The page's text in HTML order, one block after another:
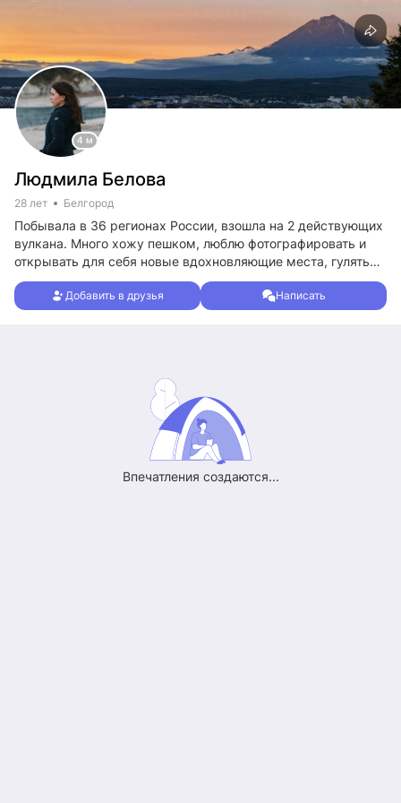
4 м
Людмила Белова
28 лет Белгород
Побывала в 36 регионах России, взошла на 2 действующих
вулкана. Много хожу пешком, люблю фотографировать и
открывать для себя новые вдохновляющие места, гулять
не только в центральных городах регионов, но и изучать
жизнь глубинки, наблюдать природные красоты. Отлично
организую самостоятельные поездки, планирую посетить
Добавить в друзья Написать
Впечатления создаются...